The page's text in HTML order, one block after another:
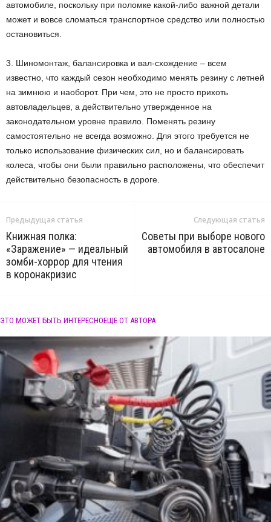
автомобиле, поскольку при поломке какой-либо важной детали
может и вовсе сломаться транспортное средство или полностью
остановиться.
3. Шиномонтаж, балансировка и вал-схождение – всем
известно, что каждый сезон необходимо менять резину с летней
на зимнюю и наоборот. При чем, это не просто прихоть
автовладельцев, а действительно утвержденное на
законодательном уровне правило. Поменять резину
самостоятельно не всегда возможно. Для этого требуется не
только использование физических сил, но и балансировать
колеса, чтобы они были правильно расположены, что обеспечит
действительно безопасность в дороге.
Предыдущая статья
Книжная полка:
«Заражение» — идеальный
зомби-хоррор для чтения
в коронакризис
Следующая статья
Советы при выборе нового
автомобиля в автосалоне
ЭТО МОЖЕТ БЫТЬ ИНТЕРЕСНОЕЩЕ ОТ АВТОРА